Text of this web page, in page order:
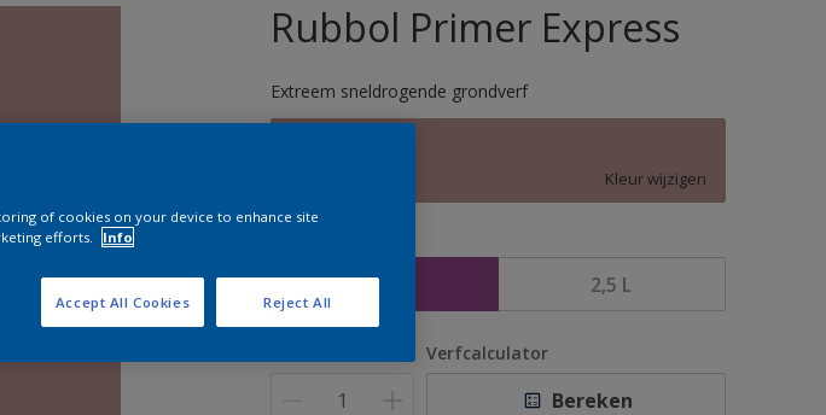
Rubbol Primer Express
Extreem sneldrogende grondverf
Kleur wijzigen
1 L 2,5 L
Verfcalculator
Bereken
of cookies on your device to enhance site
efforts.
Info
Reject All
Accept All Cookies